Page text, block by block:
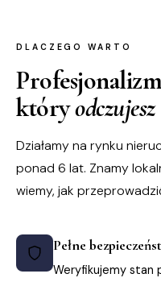
DLACZEGO WARTO
któryodczujesz
Działamy na rynku
ponad 6 lat. Znamy
wiemy, jak
Pełne
Weryfikujemy stan